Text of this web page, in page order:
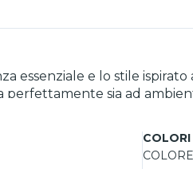
essenziale e lo stile
sia ad
leggerezza e resistenza
di creare la giusta